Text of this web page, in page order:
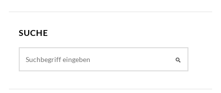
SUCHE